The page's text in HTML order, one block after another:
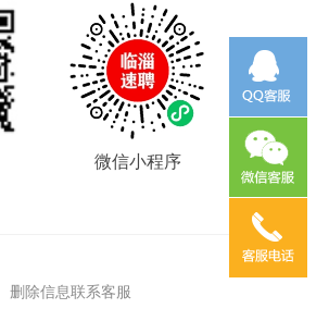
微信小程序
删除信息联系客服